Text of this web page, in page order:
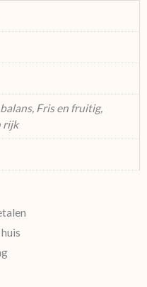
Fris en fruitig,
rijk